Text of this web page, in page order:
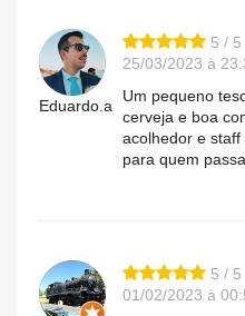
Eduardo.a
5 / 5
25/03/2023 à
Um pequeno
cerveja e boa
acolhedor e
para quem
5 / 5
01/02/2023 à